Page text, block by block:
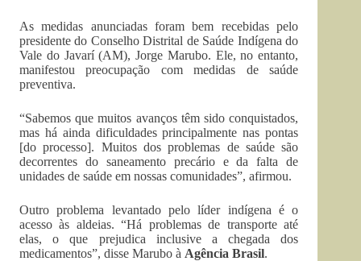
As medidas anunciadas foram bem recebidas pelo
presidente do Conselho Distrital de Saúde Indígena do
Vale do Javarí (AM), Jorge Marubo. Ele, no entanto,
manifestou preocupação com medidas de saúde
preventiva.
“Sabemos que muitos avanços têm sido conquistados,
mas há ainda dificuldades principalmente nas pontas
[do processo]. Muitos dos problemas de saúde são
decorrentes do saneamento precário e da falta de
unidades de saúde em nossas comunidades”, afirmou.
Outro problema levantado pelo líder indígena é o
acesso às aldeias. “Há problemas de transporte até
elas, o que prejudica inclusive a chegada dos
medicamentos”, disse Marubo à Agência Brasil.